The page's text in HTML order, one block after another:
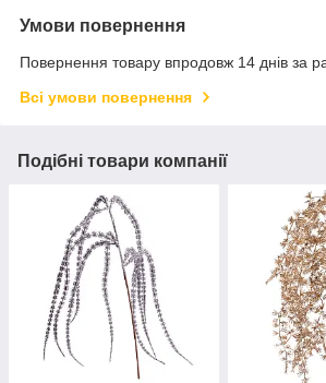
Умови повернення
Повернення товару впродовж 14 днів за
Всі умови повернення
Подібні товари компанії